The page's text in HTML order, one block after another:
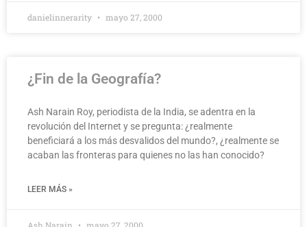
danielinnerarity mayo 27, 2000
¿Fin de la Geografía?
Ash Narain Roy, periodista de la India, se adentra en la
revolución del Internet y se pregunta: ¿realmente
beneficiará a los más desvalidos del mundo?, ¿realmente se
acaban las fronteras para quienes no las han conocido?
LEER MÁS »
Ash Narain mayo 27, 2000